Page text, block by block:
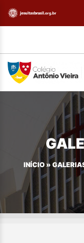
INÍCIO»